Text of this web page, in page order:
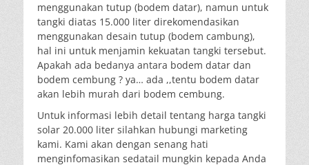
menggunakan tutup (bodem datar), namun untuk
tangki diatas 15.000 liter direkomendasikan
menggunakan desain tutup (bodem cambung),
hal ini untuk menjamin kekuatan tangki tersebut.
Apakah ada bedanya antara bodem datar dan
bodem cembung ? ya… ada ,,tentu bodem datar
akan lebih murah dari bodem cembung.
Untuk informasi lebih detail tentang harga tangki
solar 20.000 liter silahkan hubungi marketing
kami. Kami akan dengan senang hati
menginfomasikan sedatail mungkin kepada Anda